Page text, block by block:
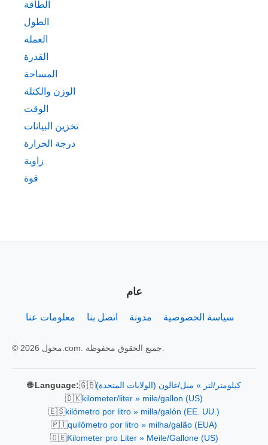
الطاقة
الطول
العملة
القدرة
المساحة
الوزن والكتلة
الوقت
تخزين البيانات
درجة الحرارة
زاوية
قوة
عام
معلومات عنا اتصل بنا مدونة سياسة الخصوصية
🌐 Language:🇬🇧كيلومتر/لتر » ميل/غالون (الولايات المتحدة)
🇩🇰kilometer/liter » mile/gallon (US)
🇪🇸kilómetro por litro » milla/galón (EE. UU.)
🇵🇹quilômetro por litro » milha/galão (EUA)
🇩🇪Kilometer pro Liter » Meile/Gallone (US)